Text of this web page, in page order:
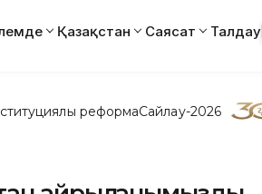
Қазақстан Саясат Талдау
реформаСайлау-2026